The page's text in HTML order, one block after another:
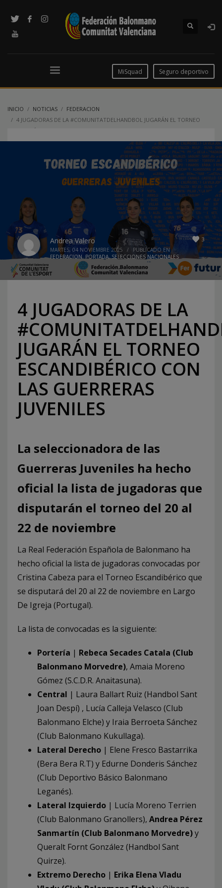
MiSquad Seguro deportivo
INICIO NOTICIAS
FEDERACION
4 JUGADORAS DE LA #COMUNITATDELHANDBOL JUGARÁN EL TORNEO
ESCANDIBÉRICO CON LAS GUERRERAS JUVENILES
3
Andrea Valero
MARTES, 04 NOVIEMBRE 2025 /
PUBLICADO EN
FEDERACION, PORTADA, SELECCIONES NACIONALES
4 JUGADORAS DE LA
JUGARÁN EL TORNEO
ESCANDIBÉRICO CON
LAS GUERRERAS
JUVENILES
La seleccionadora de las
Guerreras Juveniles ha hecho
oficial la lista de jugadoras que
disputarán el torneo del 20 al
22 de noviembre
La Real Federación Española de Balonmano ha
hecho oficial la lista de jugadoras convocadas por
Cristina Cabeza para el Torneo Escandibérico que
se disputará del 20 al 22 de noviembre en Largo
De Igreja (Portugal).
La lista de convocadas es la siguiente:
Portería | Rebeca Secades Catala (Club
Balonmano Morvedre), Amaia Moreno
Gómez (S.C.D.R. Anaitasuna).
Central | Laura Ballart Ruiz (Handbol Sant
Joan Despí) , Lucía Calleja Velasco (Club
Balonmano Elche) y Iraia Berroeta Sánchez
(Club Balonmano Kukullaga).
Lateral Derecho | Elene Fresco Bastarrika
(Bera Bera R.T) y Edurne Donderis Sánchez
(Club Deportivo Básico Balonmano
Leganés).
Lateral Izquierdo | Lucía Moreno Terrien
(Club Balonmano Granollers), Andrea Pérez
Sanmartín (Club Balonmano Morvedre)y
Queralt Fornt González (Handbol Sant
Quirze).
Extremo Derecho | Erika Elena Vladu